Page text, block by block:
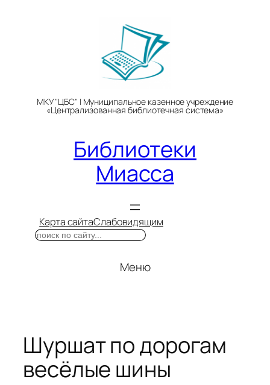
МКУ "ЦБС" | Муниципальное казенное учреждение
«Централизованная библиотечная система»
Библиотеки
Миасса
Карта сайтаСлабовидящим
Поиск
Меню
Шуршат по дорогам
весёлые шины